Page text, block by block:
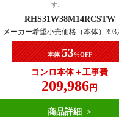
す。
RHS31W38M14RCSTW
メーカー希望小売価格（本体）
本体 53%OFF
コンロ本体＋工事費
209,986 円
商品詳細